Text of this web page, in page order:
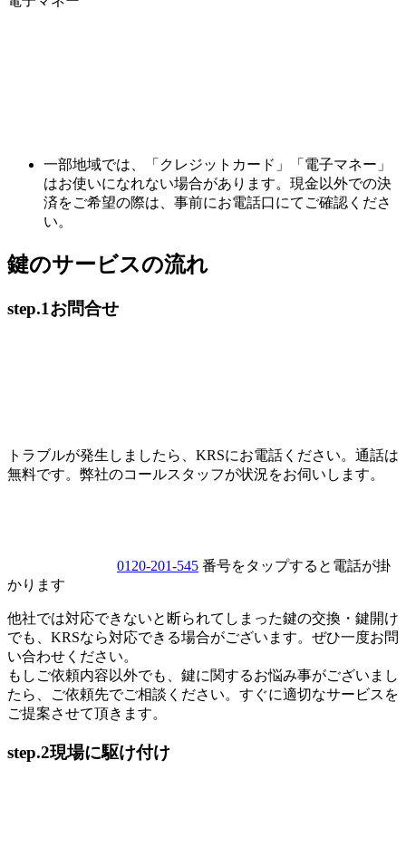
一部地域では、「クレジットカード」「電子マネー」
はお使いになれない場合があります。現金以外での決
済をご希望の際は、事前にお電話口にてご確認くださ
い。
鍵のサービスの流れ
step.1お問合せ
トラブルが発生しましたら、KRSにお電話ください。通話は
無料です。弊社のコールスタッフが状況をお伺いします。
0120-201-545 番号をタップすると電話が掛
かります
他社では対応できないと断られてしまった鍵の交換・鍵開け
でも、KRSなら対応できる場合がございます。ぜひ一度お問
い合わせください。
もしご依頼内容以外でも、鍵に関するお悩み事がございまし
たら、ご依頼先でご相談ください。すぐに適切なサービスを
ご提案させて頂きます。
step.2現場に駆け付け